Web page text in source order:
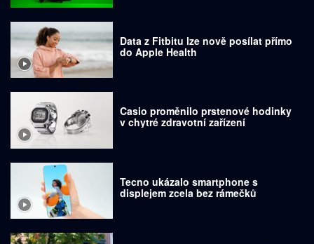
Data z Fitbitu lze nově posílat přímo
do Apple Health
Casio proměnilo prstenové hodinky
v chytré zdravotní zařízení
Tecno ukázalo smartphone s
displejem zcela bez rámečků